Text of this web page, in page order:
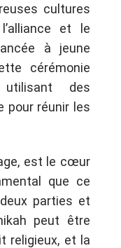
cultures
et le
à jeune
cérémonie
des
pour réunir les
est le cœur
que ce
parties et
peut être
religieux, et la